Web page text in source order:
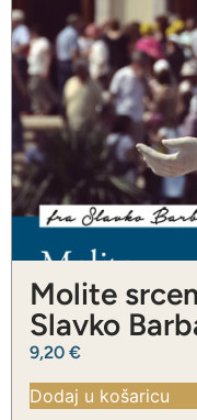
Molite
Slavko
9,20 €
Dodaj u košaricu